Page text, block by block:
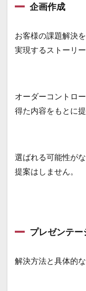
企画作成
お客様の課題解決を
実現するストーリ
オーダーコントロ
得た内容をもとに
選ばれる可能性がな
提案はしません。
プレゼンテー
解決方法と具体的